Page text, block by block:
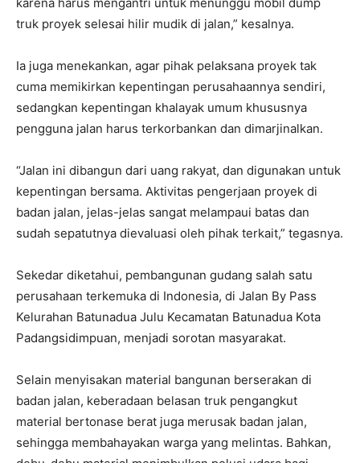
truk proyek selesai hilir mudik di jalan,” kesalnya.
Ia juga menekankan, agar pihak pelaksana proyek tak
cuma memikirkan kepentingan perusahaannya sendiri,
sedangkan kepentingan khalayak umum khususnya
pengguna jalan harus terkorbankan dan dimarjinalkan.
“Jalan ini dibangun dari uang rakyat, dan digunakan untuk
kepentingan bersama. Aktivitas pengerjaan proyek di
badan jalan, jelas-jelas sangat melampaui batas dan
sudah sepatutnya dievaluasi oleh pihak terkait,” tegasnya.
Sekedar diketahui, pembangunan gudang salah satu
perusahaan terkemuka di Indonesia, di Jalan By Pass
Kelurahan Batunadua Julu Kecamatan Batunadua Kota
Padangsidimpuan, menjadi sorotan masyarakat.
Selain menyisakan material bangunan berserakan di
badan jalan, keberadaan belasan truk pengangkut
material bertonase berat juga merusak badan jalan,
sehingga membahayakan warga yang melintas. Bahkan,